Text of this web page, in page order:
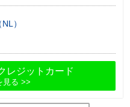
）
レジットカード
見る